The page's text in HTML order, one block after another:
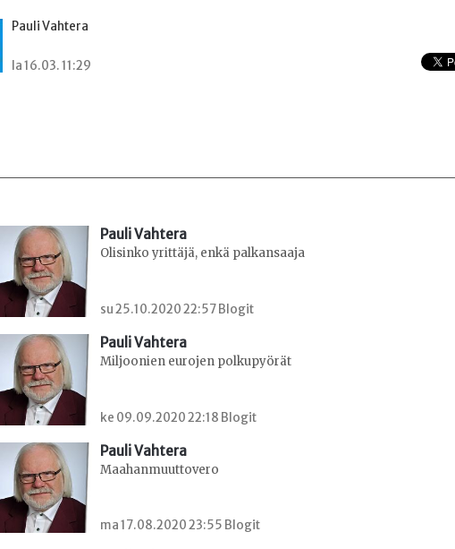
Pauli Vahtera
la 16.03. 11:29
Pauli Vahtera
Olisinko yrittäjä, enkä palkansaaja
su 25.10.2020 22:57 Blogit
Pauli Vahtera
Miljoonien eurojen polkupyörät
ke 09.09.2020 22:18 Blogit
Pauli Vahtera
Maahanmuuttovero
ma 17.08.2020 23:55 Blogit